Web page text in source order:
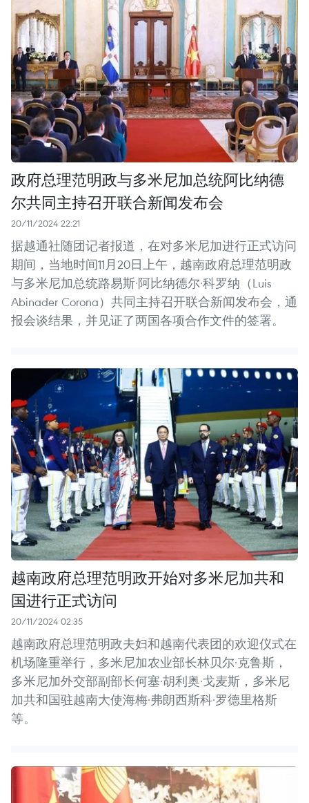
政府总理范明政与多米尼加总统阿比纳德
尔共同主持召开联合新闻发布会
20/11/2024 22:21
据越通社随团记者报道，在对多米尼加进行正式访问
期间，当地时间11月20日上午，越南政府总理范明政
与多米尼加总统路易斯·阿比纳德尔·科罗纳（Luis
Abinader Corona）共同主持召开联合新闻发布会，通
报会谈结果，并见证了两国各项合作文件的签署。
越南政府总理范明政开始对多米尼加共和
国进行正式访问
20/11/2024 02:35
越南政府总理范明政夫妇和越南代表团的欢迎仪式在
机场隆重举行，多米尼加农业部长林贝尔·克鲁斯，
多米尼加外交部副部长何塞·胡利奥·戈麦斯，多米尼
加共和国驻越南大使海梅·弗朗西斯科·罗德里格斯
等。